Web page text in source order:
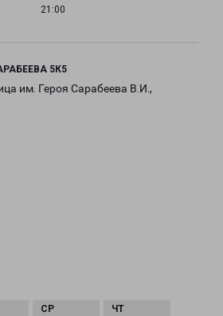
21:00
5К5
им. Героя Сарабеева В.И.,